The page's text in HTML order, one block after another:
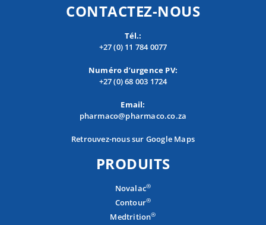
CONTACTEZ-NOUS
Tél.:
+27 (0) 11 784 0077
Numéro d’urgence PV:
+27 (0) 68 003 1724
Email:
pharmaco@pharmaco.co.za
Retrouvez-nous sur Google Maps
PRODUITS
Novalac®
Contour®
Medtrition®